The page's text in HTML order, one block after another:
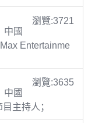
瀏覽:3721
中國
Entertainme
瀏覽:3635
中國
主持人；